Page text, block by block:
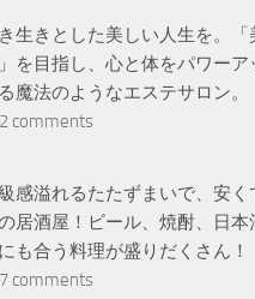
生きとした美しい人生を。「
を目指し、心と体をパワーア
魔法のようなエステサロン。
comments
感溢れるたたずまいで、安く
居酒屋！ビール、焼酎、日本
も合う料理が盛りだくさん！
comments